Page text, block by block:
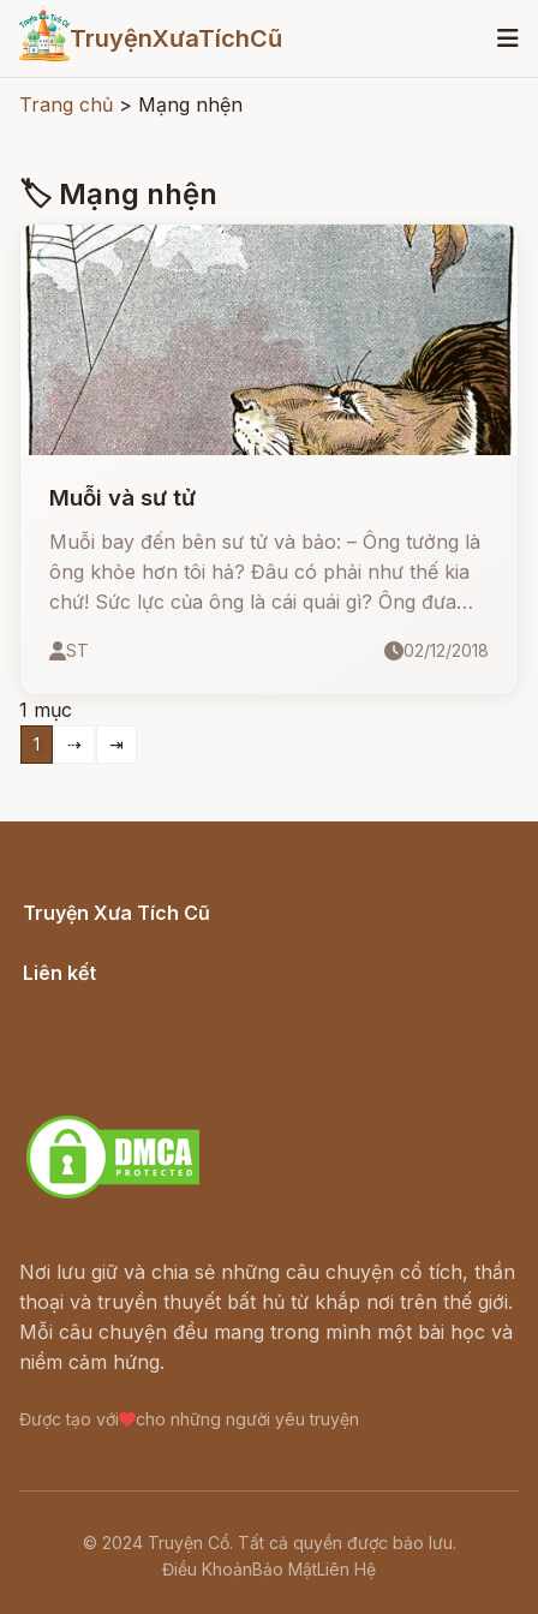
TruyệnXưaTíchCũ
Trang chủ > Mạng nhện
🏷 Mạng nhện
Muỗi và sư tử
Muỗi bay đến bên sư tử và bảo: – Ông tưởng là
ông khỏe hơn tôi hả? Đâu có phải như thế kia
chứ! Sức lực của ông là cái quái gì? Ông đưa
cũng giống như đàn bà đi đánh nhau với mấy
ông muốn, ta ra đánh nhau chơi!
ST 02/12/2018
1 mục
1 ⇢ ⇥
Truyện Xưa Tích Cũ
Liên kết
Nơi lưu giữ và chia sẻ những câu chuyện cổ tích, thần
thoại và truyền thuyết bất hủ từ khắp nơi trên thế giới.
Mỗi câu chuyện đều mang trong mình một bài học và
niềm cảm hứng.
Được tạo với cho những người yêu truyện
© 2024 Truyện Cổ. Tất cả quyền được bảo lưu.
Điều KhoảnBảo MậtLiên Hệ